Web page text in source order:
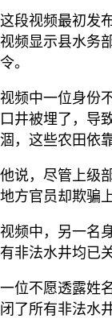
这段视频最初发
视频显示县水务
令。
视频中一位身份
口井被埋了，导
涸，这些农田依
他说，尽管上级
地方官员却欺骗
视频中，另一名
有非法水井均已
一位不愿透露姓
闭了所有非法水